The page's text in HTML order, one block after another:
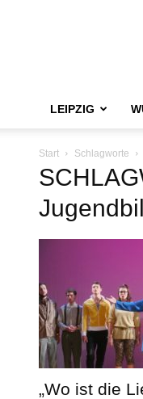
LEIPZIG
Start Schlagworte
„Wo ist die